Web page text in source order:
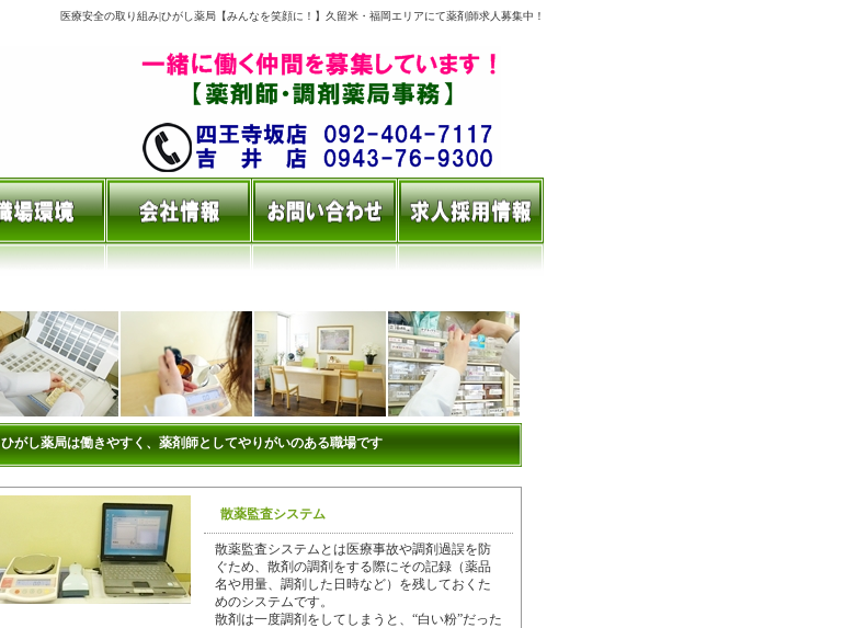
医療安全の取り組み|ひがし薬局【みんなを笑顔に！】久留米・福岡エリアにて薬剤師求人募集中！
ひがし薬局は働きやすく、薬剤師としてやりがいのある職場です
散薬監査システム
散薬監査システムとは医療事故や調剤過誤を防
ぐため、散剤の調剤をする際にその記録（薬品
名や用量、調剤した日時など）を残しておくた
めのシステムです。
散剤は一度調剤をしてしまうと、“白い粉”だった